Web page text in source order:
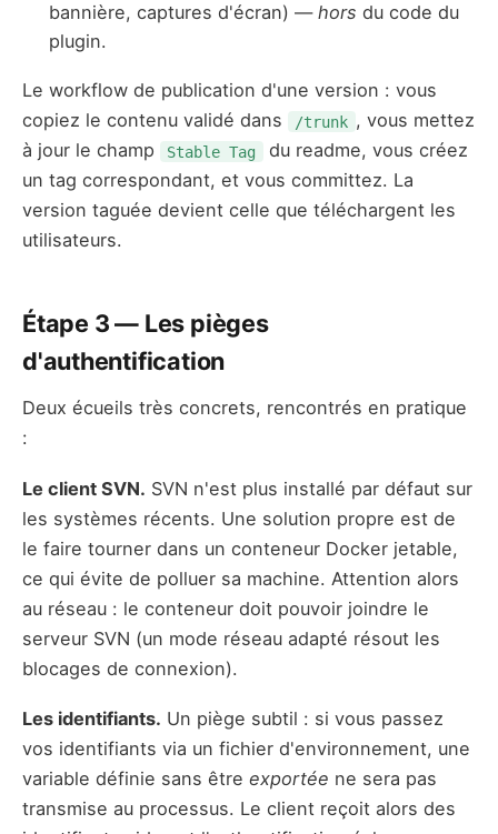
bannière, captures d'écran) — hors du code du
plugin.
Le workflow de publication d'une version : vous
copiez le contenu validé dans
/trunk , vous mettez
à jour le champ
Stable Tag
du readme, vous créez
un tag correspondant, et vous committez. La
version taguée devient celle que téléchargent les
utilisateurs.
Étape 3 — Les pièges
d'authentification
Deux écueils très concrets, rencontrés en pratique
:
Le client SVN. SVN n'est plus installé par défaut sur
les systèmes récents. Une solution propre est de
le faire tourner dans un conteneur Docker jetable,
ce qui évite de polluer sa machine. Attention alors
au réseau : le conteneur doit pouvoir joindre le
serveur SVN (un mode réseau adapté résout les
blocages de connexion).
Les identifiants. Un piège subtil : si vous passez
vos identifiants via un fichier d'environnement, une
variable définie sans être exportée ne sera pas
transmise au processus. Le client reçoit alors des